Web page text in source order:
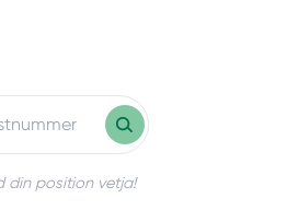
din position vetja!